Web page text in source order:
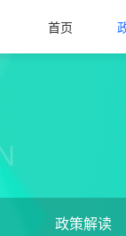
首页
政策解读